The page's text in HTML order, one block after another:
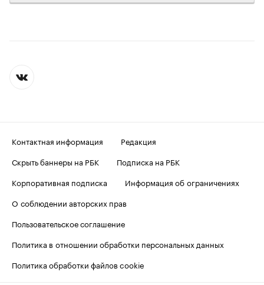
Контактная информация
Редакция
Скрыть баннеры на РБК
Подписка на РБК
Корпоративная подписка
Информация об ограничениях
О соблюдении авторских прав
Пользовательское соглашение
Политика в отношении обработки персональных данных
Политика обработки файлов cookie